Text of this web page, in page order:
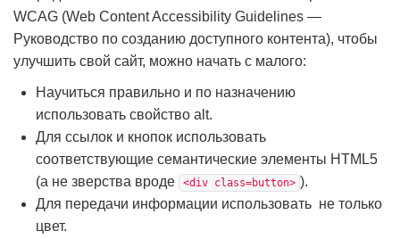
WCAG (Web Content Accessibility Guidelines —
Руководство по созданию доступного контента), чтобы
улучшить свой сайт, можно начать с малого:
Научиться правильно и по назначению
использовать свойство alt.
Для ссылок и кнопок использовать
соответствующие семантические элементы HTML5
(а не зверства вроде
<div class=button> ).
Для передачи информации использовать не только
цвет.